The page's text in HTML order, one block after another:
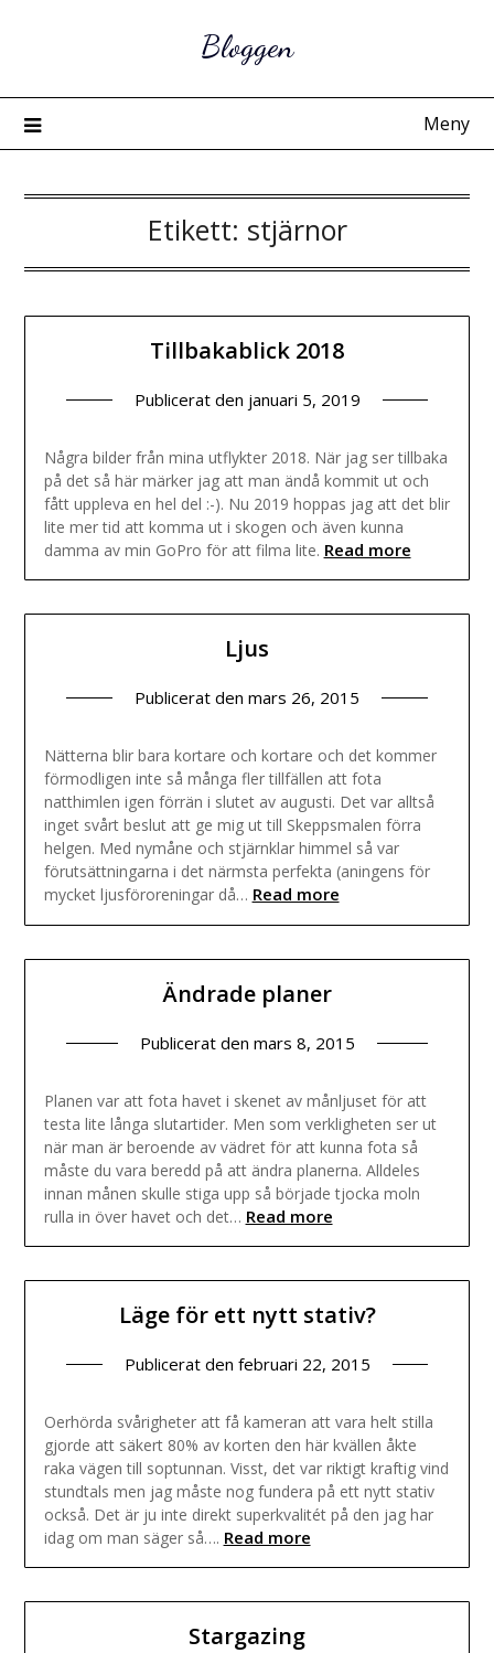
Bloggen
Meny
Etikett: stjärnor
Tillbakablick 2018
Publicerat den januari 5, 2019
Några bilder från mina utflykter 2018. När jag ser tillbaka
på det så här märker jag att man ändå kommit ut och
fått uppleva en hel del :-). Nu 2019 hoppas jag att det blir
lite mer tid att komma ut i skogen och även kunna
damma av min GoPro för att filma lite. Read more
Ljus
Publicerat den mars 26, 2015
Nätterna blir bara kortare och kortare och det kommer
förmodligen inte så många fler tillfällen att fota
natthimlen igen förrän i slutet av augusti. Det var alltså
inget svårt beslut att ge mig ut till Skeppsmalen förra
helgen. Med nymåne och stjärnklar himmel så var
förutsättningarna i det närmsta perfekta (aningens för
mycket ljusföroreningar då… Read more
Ändrade planer
Publicerat den mars 8, 2015
Planen var att fota havet i skenet av månljuset för att
testa lite långa slutartider. Men som verkligheten ser ut
när man är beroende av vädret för att kunna fota så
måste du vara beredd på att ändra planerna. Alldeles
innan månen skulle stiga upp så började tjocka moln
rulla in över havet och det… Read more
Läge för ett nytt stativ?
Publicerat den februari 22, 2015
Oerhörda svårigheter att få kameran att vara helt stilla
gjorde att säkert 80% av korten den här kvällen åkte
raka vägen till soptunnan. Visst, det var riktigt kraftig vind
stundtals men jag måste nog fundera på ett nytt stativ
också. Det är ju inte direkt superkvalitét på den jag har
idag om man säger så…. Read more
Stargazing